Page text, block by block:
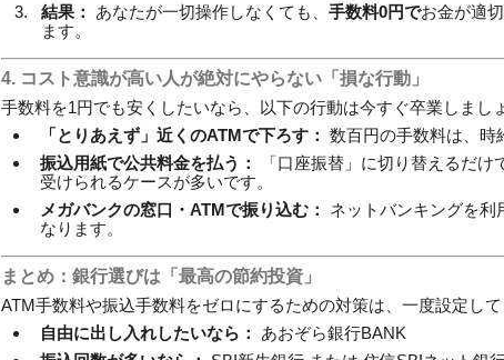
結果：
あなたが一切操作しなくても、 手数料0円でお金が適
ます。
4. コスト意識が高い人が絶対にやらない「損な行動」
手数料を1円でも安くしたいなら、以下の行動は今すぐ卒業しまし
「とりあえず」近くのATMで下ろす： 数百円の手数料は、時
振込用紙で公共料金を払う：
「口座振替」に切り替えるだ
受けられるケースが多いです。
メガバンクの窓口・ATMで振り込む：
ネットバンキングを利
なります。
まとめ：銀行選びは「最高の節約投資」
ATM手数料や振込手数料をゼロにするための対策は、一度設定し
自由に出し入れしたいなら：
あおぞら銀行BANK